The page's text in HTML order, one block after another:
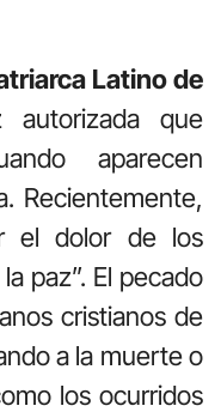
Latino de
que
aparecen
Recientemente,
el dolor de los
paz”. El pecado
cristianos de
a la muerte o
los ocurridos